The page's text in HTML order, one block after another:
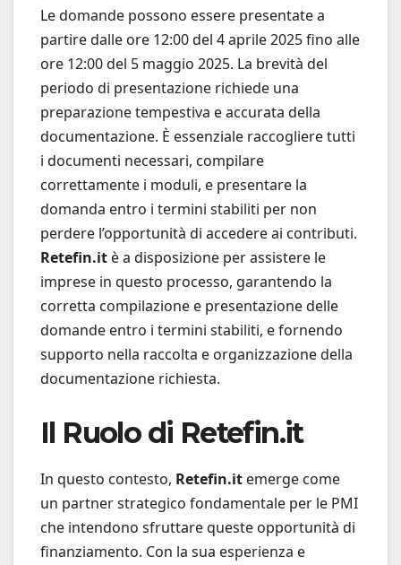
Le domande possono essere presentate a
partire dalle ore 12:00 del 4 aprile 2025 fino alle
ore 12:00 del 5 maggio 2025. La brevità del
periodo di presentazione richiede una
preparazione tempestiva e accurata della
documentazione. È essenziale raccogliere tutti
i documenti necessari, compilare
correttamente i moduli, e presentare la
domanda entro i termini stabiliti per non
perdere l’opportunità di accedere ai contributi.
Retefin.it è a disposizione per assistere le
imprese in questo processo, garantendo la
corretta compilazione e presentazione delle
domande entro i termini stabiliti, e fornendo
supporto nella raccolta e organizzazione della
documentazione richiesta.
Il Ruolo di Retefin.it
In questo contesto, Retefin.it emerge come
un partner strategico fondamentale per le PMI
che intendono sfruttare queste opportunità di
finanziamento. Con la sua esperienza e